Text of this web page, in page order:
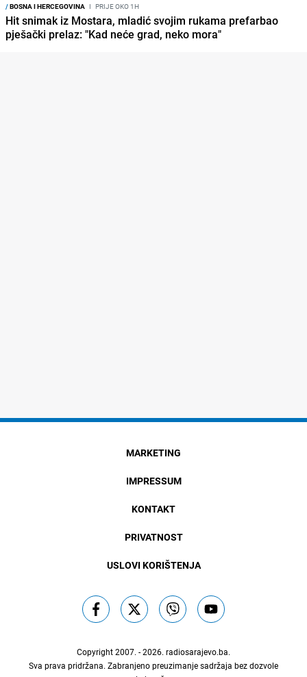
/BOSNA I HERCEGOVINA I PRIJE OKO 1H
Hit snimak iz Mostara, mladić svojim rukama prefarbao
pješački prelaz: "Kad neće grad, neko mora"
MARKETING
IMPRESSUM
KONTAKT
PRIVATNOST
USLOVI KORIŠTENJA
Copyright 2007. - 2026. radiosarajevo.ba.
Sva prava pridržana. Zabranjeno preuzimanje sadržaja bez dozvole